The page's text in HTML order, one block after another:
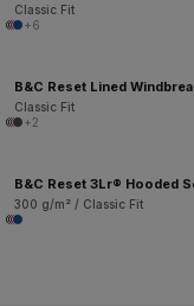
Classic Fit
+6
B&C Reset Lined
Classic Fit
+2
B&C Reset 3Lr® Hooded
300 g/m² / Classic Fit